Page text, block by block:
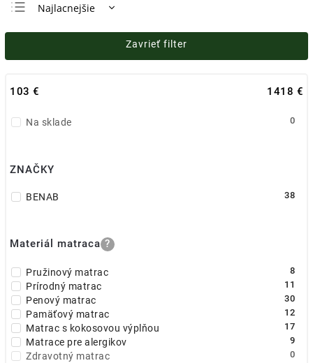
Najlacnejšie
Najdrahšie
Zavrieť filter
103 € 1418 €
Na sklade 0
ZNAČKY
BENAB 38
Materiál matraca ?
Pružinový matrac 8
Prírodný matrac 11
Penový matrac 30
Pamäťový matrac 12
Matrac s kokosovou výplňou 17
Matrace pre alergikov 9
Zdravotný matrac 0